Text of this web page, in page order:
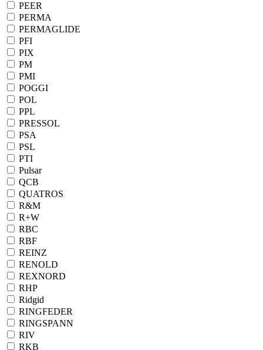
PEER
PERMA
PERMAGLIDE
PFI
PIX
PM
PMI
POGGI
POL
PPL
PRESSOL
PSA
PSL
PTI
Pulsar
QCB
QUATROS
R&M
R+W
RBC
RBF
REINZ
RENOLD
REXNORD
RHP
Ridgid
RINGFEDER
RINGSPANN
RIV
RKB